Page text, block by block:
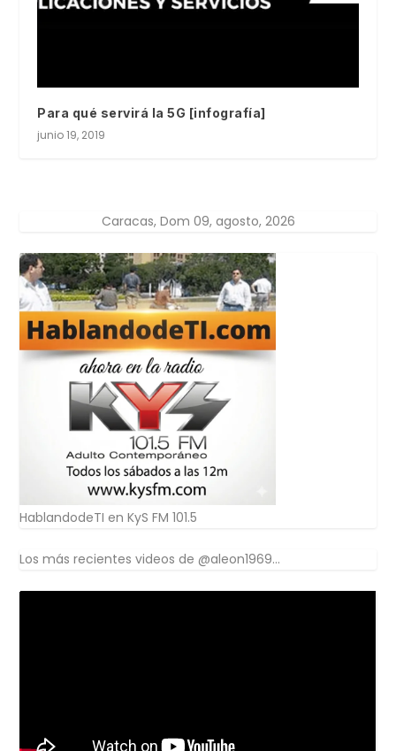
Para qué servirá la 5G [infografía]
junio 19, 2019
Caracas, Dom 09, agosto, 2026
HablandodeTI en KyS FM 101.5
Los más recientes videos de @aleon1969...